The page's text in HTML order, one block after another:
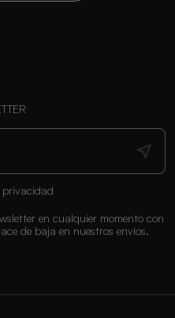
privacidad
en cualquier momento con
de baja en nuestros envíos.